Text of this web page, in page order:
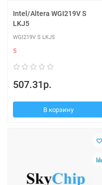
Intel/Altera WGI219V S
LKJ5
WGI219V S LKJ5
5
507.31р.
В корзину